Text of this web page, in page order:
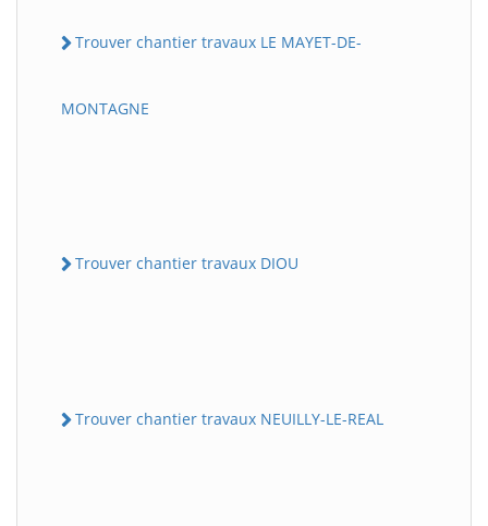
Trouver chantier travaux LE MAYET-DE-
MONTAGNE
Trouver chantier travaux DIOU
Trouver chantier travaux NEUILLY-LE-REAL